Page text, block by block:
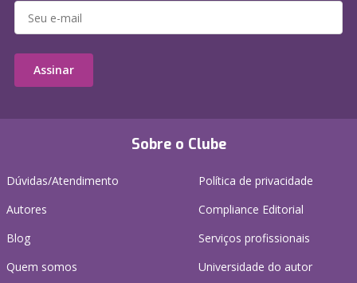
Sobre o Clube
Dúvidas/Atendimento
Autores
Blog
Quem somos
Política de privacidade
Compliance Editorial
Serviços profissionais
Universidade do autor
Assinar